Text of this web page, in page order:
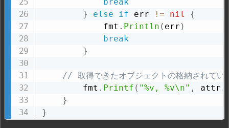
}
else if err != nil
{
            fmt
. Println ( err )
break
}
// 取得できたオブジェクトの格納されてい
        fmt
. Printf ( "%v, %v\n" , attr .
}
}